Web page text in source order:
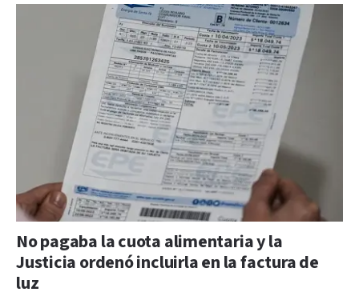
No pagaba la cuota alimentaria y la
Justicia ordenó incluirla en la factura de
luz